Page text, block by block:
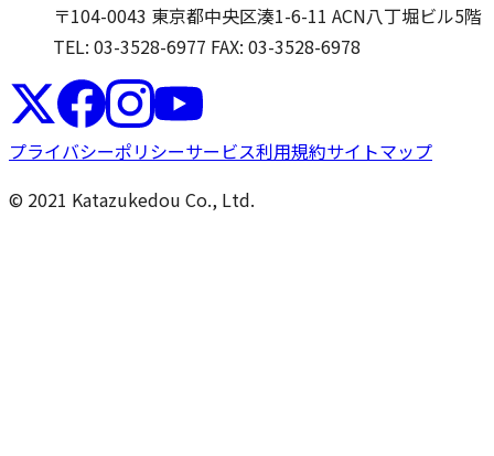
〒104-0043 東京都中央区湊1-6-11 ACN八丁堀ビル5階
TEL: 03-3528-6977 FAX: 03-3528-6978
プライバシーポリシーサービス利用規約サイトマップ
© 2021 Katazukedou Co., Ltd.